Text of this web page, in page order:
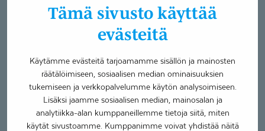
Tämä sivusto käyttää
evästeitä
Käytämme evästeitä tarjoamamme sisällön ja mainosten
räätälöimiseen, sosiaalisen median ominaisuuksien
tukemiseen ja verkkopalvelumme käytön analysoimiseen.
Lisäksi jaamme sosiaalisen median, mainosalan ja
analytiikka-alan kumppaneillemme tietoja siitä, miten
käytät sivustoamme. Kumppanimme voivat yhdistää näitä
keskussairaalassa sekä yliopistollisessa keskussairaalassa.
Pisin kokemus minulla on lasten ja perheiden
kohtaamisesta mielenterveystyössä. Olen perehtynyt
ajatellen heidän kykyään säädellä omaa käyttäytymistään.
Olen perehtynyt aistitiedon käsittelyn ongelmiin, tunteiden,
ajatusten sekä kehollisuuden kokemuksen
ymmärtämiseen, sekä vuorovaikutuksellisten tekijöiden
huomioimiseen käyttäytymisen haasteiden taustalla.